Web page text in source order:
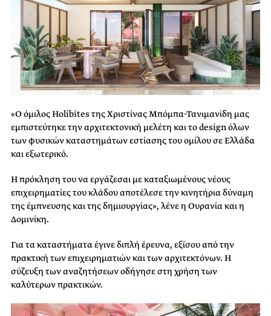
«Ο όμιλος Holibites της Χριστίνας Μπόμπα-Τανιμανίδη μας
εμπιστεύτηκε την αρχιτεκτονική μελέτη και το design όλων
των φυσικών καταστημάτων εστίασης του ομίλου σε Ελλάδα
και εξωτερικό.
Η πρόκληση του να εργάζεσαι με καταξιωμένους νέους
επιχειρηματίες του κλάδου αποτέλεσε την κινητήρια δύναμη
της έμπνευσης και της δημιουργίας», λένε η Ουρανία και η
Δομινίκη.
Για τα καταστήματα έγινε διπλή έρευνα, εξίσου από την
πρακτική των επιχειρηματιών και των αρχιτεκτόνων. Η
σύζευξη των αναζητήσεων οδήγησε στη χρήση των
καλύτερων πρακτικών.